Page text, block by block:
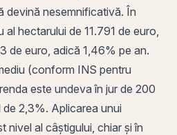
devină nesemnificativă. În
al hectarului de 11.791 de euro,
de euro, adică 1,46% pe an.
(conform INS pentru
este undeva în jur de 200
2,3%. Aplicarea unui
nivel al câștigului, chiar și în